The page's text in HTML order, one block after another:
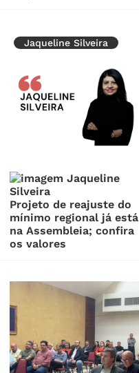
Jaqueline Silveira
Projeto de reajuste do
mínimo regional já está
na Assembleia; confira
os valores